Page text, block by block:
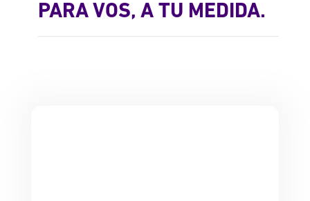
PARA VOS, A TU MEDIDA.